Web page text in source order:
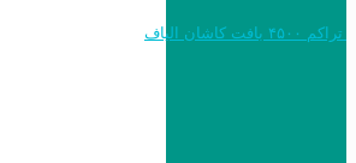
خرید به قیمت فرش ماشینی ۱۵۰۰ شانه تراکم ۴۵۰۰ بافت کاشان الیاف